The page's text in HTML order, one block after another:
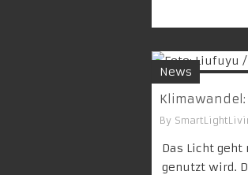
News
By
Das Licht
genutzt wird.